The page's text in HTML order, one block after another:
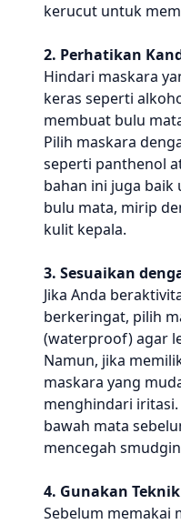
kerucut untuk
2. Perhatikan
Hindari maskara
keras seperti
membuat bulu
Pilih maskara
seperti panthenol
bahan ini juga
bulu mata, mirip
kulit kepala.
3. Sesuaikan
Jika Anda
berkeringat, pilih
(waterproof) agar
Namun, jika
maskara yang
menghindari
bawah mata
mencegah
4. Gunakan
Sebelum memakai